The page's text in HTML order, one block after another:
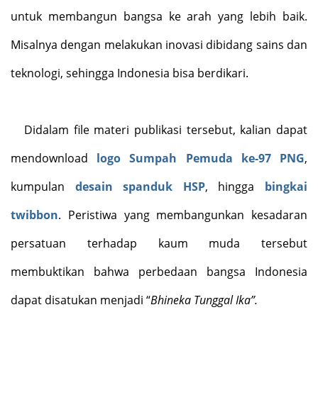
untuk membangun bangsa ke arah yang lebih baik.
Misalnya dengan melakukan inovasi dibidang sains dan
teknologi, sehingga Indonesia bisa berdikari.
Didalam file materi publikasi tersebut, kalian dapat
mendownload logo Sumpah Pemuda ke-97 PNG,
kumpulan desain spanduk HSP, hingga bingkai
twibbon. Peristiwa yang membangunkan kesadaran
persatuan terhadap kaum muda tersebut
membuktikan bahwa perbedaan bangsa Indonesia
dapat disatukan menjadi “Bhineka Tunggal Ika”.